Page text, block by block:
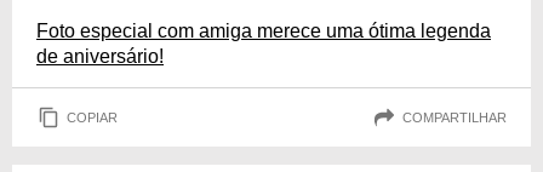
Foto especial com amiga merece uma ótima legenda
de aniversário!
COPIAR COMPARTILHAR